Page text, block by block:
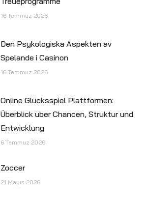
16 Temmuz 2026
Den Psykologiska Aspekten av
Spelande i Casinon
16 Temmuz 2026
Online Glücksspiel Plattformen:
Überblick über Chancen, Struktur und
Entwicklung
6 Temmuz 2026
Zoccer
21 Mayıs 2026